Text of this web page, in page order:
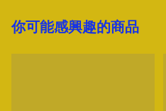
你可能感興趣的商品